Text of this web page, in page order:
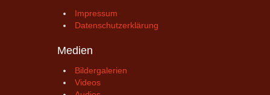
Impressum
Datenschutzerklärung
Medien
Bildergalerien
Videos